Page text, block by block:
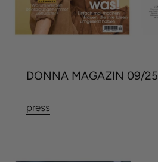
DONNA MAGAZIN 09/25
press